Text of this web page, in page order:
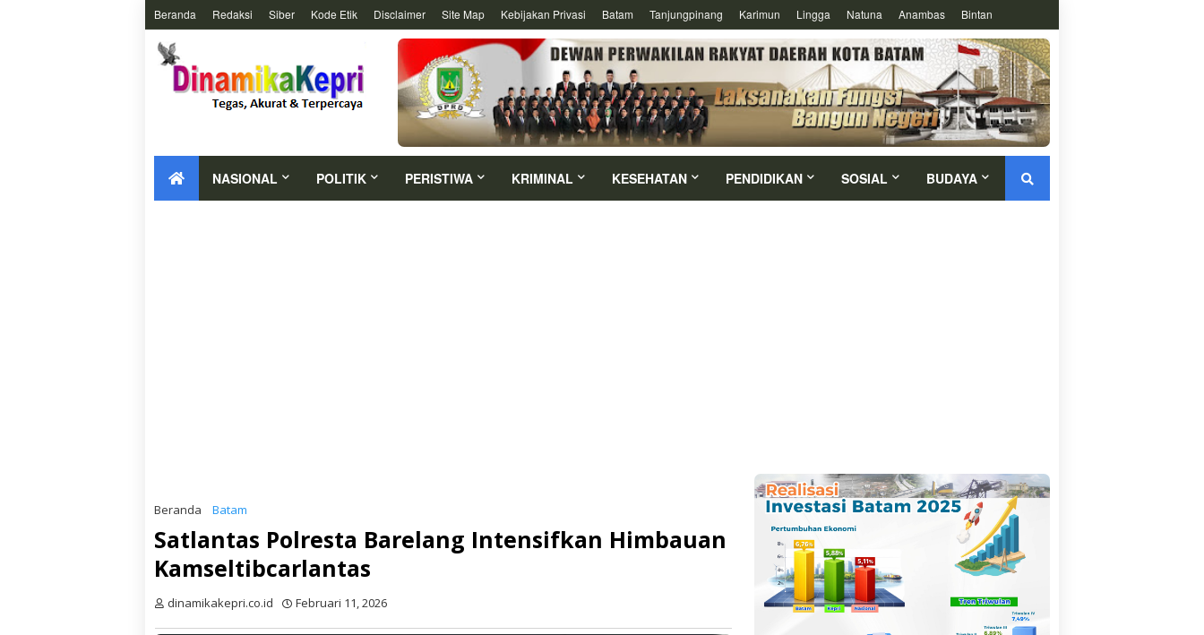
Beranda Redaksi Siber Kode Etik Disclaimer Site Map Kebijakan Privasi Batam Tanjungpinang Karimun Lingga Natuna Anambas Bintan
NASIONAL POLITIK PERISTIWA KRIMINAL KESEHATAN PENDIDIKAN SOSIAL BUDAYA
Beranda Batam
Satlantas Polresta Barelang Intensifkan Himbauan
Kamseltibcarlantas
dinamikakepri.co.id Februari 11, 2026